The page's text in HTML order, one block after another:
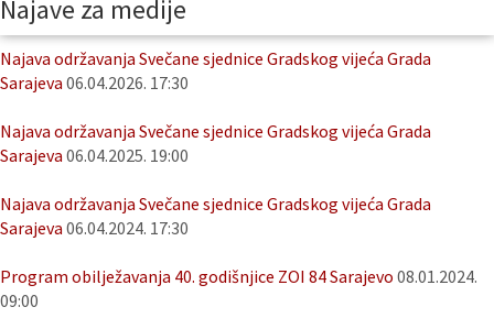
Najave za medije
Najava održavanja Svečane sjednice Gradskog vijeća Grada
Sarajeva 06.04.2026. 17:30
Najava održavanja Svečane sjednice Gradskog vijeća Grada
Sarajeva 06.04.2025. 19:00
Najava održavanja Svečane sjednice Gradskog vijeća Grada
Sarajeva 06.04.2024. 17:30
Program obilježavanja 40. godišnjice ZOI 84 Sarajevo 08.01.2024.
09:00